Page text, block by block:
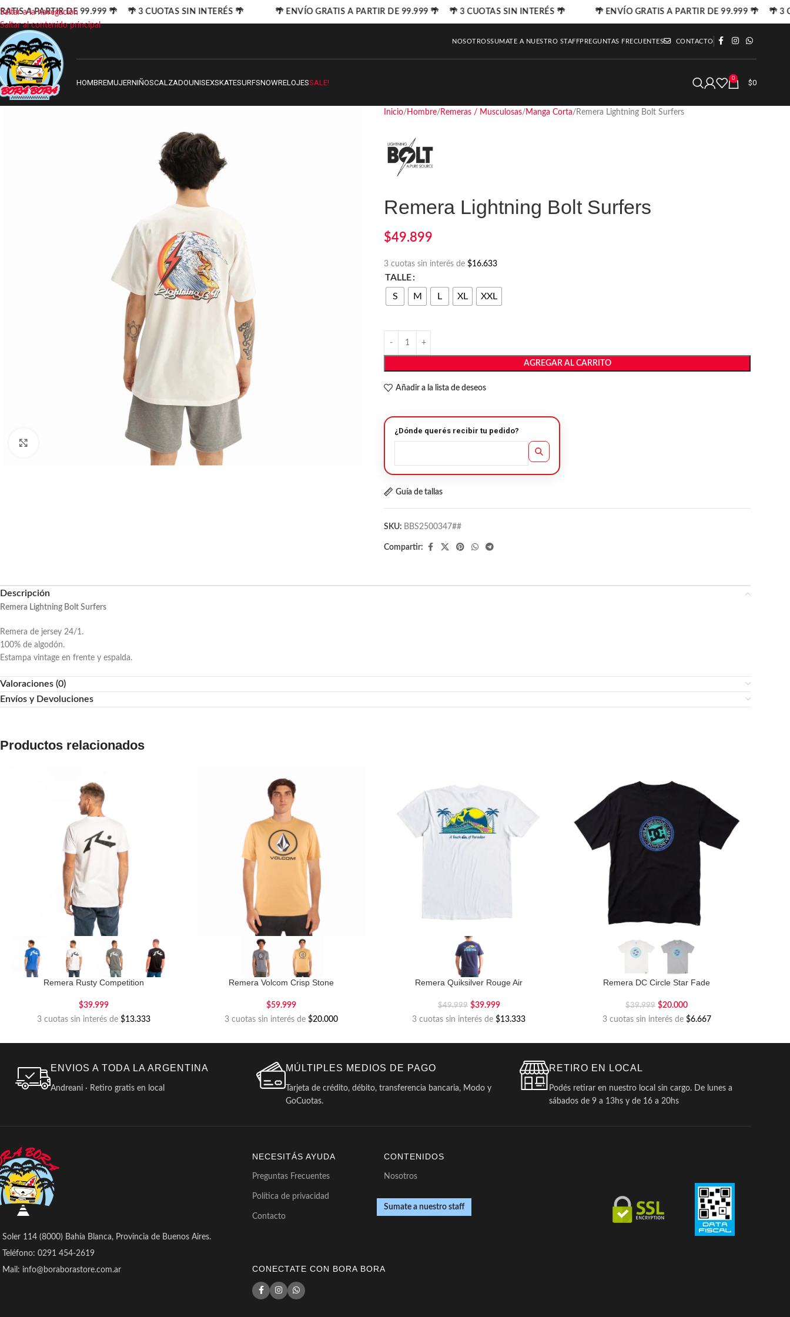
Saltar a la navegación
Saltar al contenido principal
NOSOTROSSUMATE A NUESTRO STAFFPREGUNTAS FRECUENTES CONTACTO
HOMBREMUJERNIÑOSCALZADOUNISEXSKATESURFSNOWRELOJESSALE! 0 $0
Inicio Hombre Remeras / Musculosas Manga Corta Remera Lightning Bolt Surfers
Remera Lightning Bolt Surfers
$49.899
3 cuotas sin interés de$16.633
TALLE
S
M L XL XXL
AGREGAR AL CARRITO
Añadir a la lista de deseos
¿Dónde querés recibir tu pedido?
Guía de tallas
SKU: BBS2500347##
Compartir:
Descripción
Remera Lightning Bolt Surfers
Remera de jersey 24/1.
100% de algodón.
Estampa vintage en frente y espalda.
Valoraciones (0)
Envíos y Devoluciones
Productos relacionados
Remera Rusty Competition
$39.999
3 cuotas sin interés de$13.333
Remera Volcom Crisp Stone
$59.999
3 cuotas sin interés de$20.000
Remera Quiksilver Rouge Air
$49.999 $39.999
3 cuotas sin interés de$13.333
Remera DC Circle Star Fade
$39.999 $20.000
3 cuotas sin interés de $6.667
ENVIOS A TODA LA ARGENTINA
Andreani · Retiro gratis en local
MÚLTIPLES MEDIOS DE PAGO
Tarjeta de crédito, débito, transferencia bancaria, Modo y
GoCuotas.
RETIRO EN LOCAL
Podés retirar en nuestro local sin cargo. De lunes a
sábados de 9 a 13hs y de 16 a 20hs
Soler 114 (8000) Bahía Blanca, Provincia de Buenos Aires.
Teléfono: 0291 454-2619
Mail: info@boraborastore.com.ar
NECESITÁS AYUDA
Preguntas Frecuentes
Política de privacidad
Contacto
CONTENIDOS
Nosotros
Sumate a nuestro staff
CONECTATE CON BORA BORA
A PARTIR DE 99.999 🌴 🌴 3 CUOTAS SIN INTERÉS 🌴 🌴 ENVÍO GRATIS A PARTIR DE 99.999 🌴 🌴 3 CUOTAS SIN INTERÉS 🌴 🌴 ENVÍO GRATIS A PARTIR DE 99.999 🌴 🌴 3